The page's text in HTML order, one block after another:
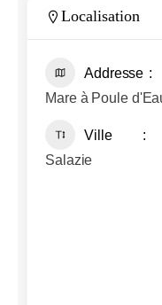
Localisation
Addresse
Mare à Poule
Ville
Salazie